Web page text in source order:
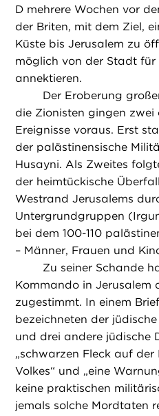
D mehrere Wochen vor
der Briten, mit dem Ziel,
Küste bis Jerusalem zu
möglich von der Stadt für
annektieren.
Der Eroberung
die Zionisten gingen zwei
Ereignisse voraus. Erst
der palästinensische
Husayni. Als Zweites
der heimtückische
Westrand Jerusalems
Untergrundgruppen
bei dem 100-110
– Männer, Frauen und
Zu seiner Schande
Kommando in Jerusalem
zugestimmt. In einem
bezeichneten der
und drei andere jüdische
„schwarzen Fleck auf der
Volkes“ und „eine
keine praktischen
jemals solche Mordtaten